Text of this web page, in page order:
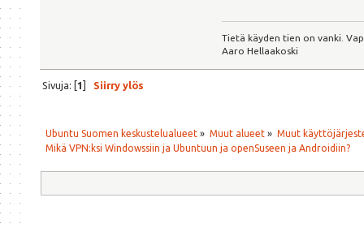
Tietä käyden tien on vanki.
Aaro Hellaakoski
Sivuja: [1] Siirry ylös
Ubuntu Suomen keskustelualueet » Muut alueet» Muut
Mikä VPN:ksi Windowssiin ja Ubuntuun ja openSuseen ja Androidiin?